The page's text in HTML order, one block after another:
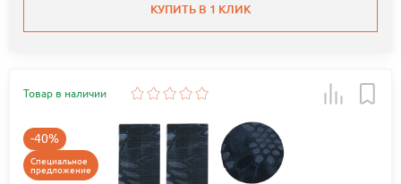
КУПИТЬ В 1 КЛИК
Товар в наличии
-40%
Специальное
предложение